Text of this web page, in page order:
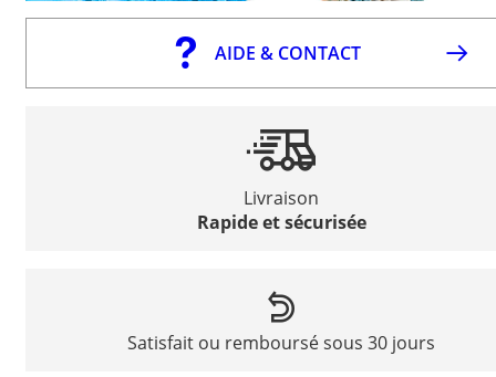
AIDE & CONTACT
Livraison
Rapide et sécurisée
Satisfait ou remboursé sous 30 jours